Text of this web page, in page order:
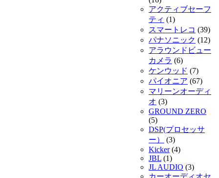
アクティブセーフ
ティ (1)
スマートレコ (39)
パナソニック (12)
アラウンドビュー
カメラ (6)
ケンウッド (7)
パイオニア (67)
マリーンオーディ
オ (3)
GROUND ZERO
(5)
DSP(プロセッサ
ー）
(3)
Kicker(4)
JBL (1)
JL AUDIO (3)